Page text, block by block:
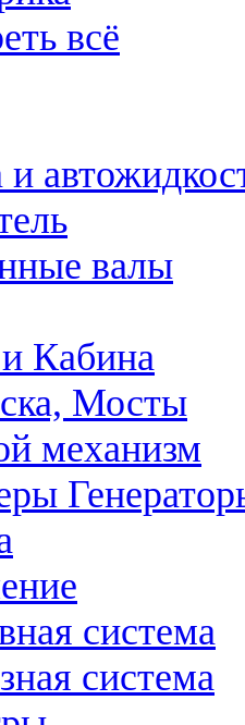
всё
валы
Кабина
Мосты
механизм
система
система